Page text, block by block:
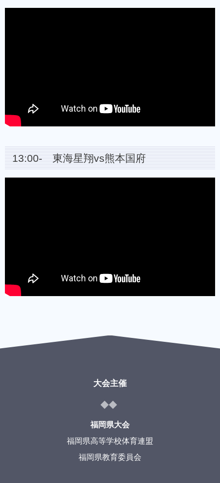
13:00- 東海星翔vs熊本国府
大会主催
福岡県大会
福岡県高等学校体育連盟
福岡県教育委員会